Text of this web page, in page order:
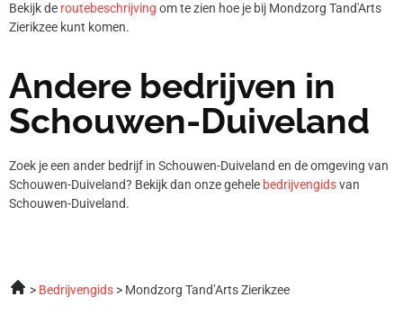
Bekijk de routebeschrijving om te zien hoe je bij Mondzorg Tand'Arts
Zierikzee kunt komen.
Andere bedrijven in
Schouwen-Duiveland
Zoek je een ander bedrijf in Schouwen-Duiveland en de omgeving van
Schouwen-Duiveland? Bekijk dan onze gehele bedrijvengidsvan
Schouwen-Duiveland.
Bedrijvengids Mondzorg Tand’Arts Zierikzee